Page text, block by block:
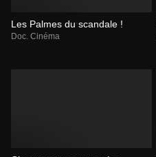
Les Palmes du scandale !
Doc. Cinéma